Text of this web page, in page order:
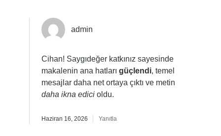
admin
Cihan! Saygıdeğer katkınız sayesinde
makalenin ana hatları güçlendi, temel
mesajlar daha net ortaya çıktı ve metin
daha ikna edicioldu.
Haziran 16, 2026 Yanıtla